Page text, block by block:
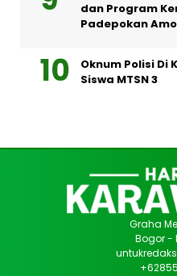
dan Program
Padepokan
Oknum Polisi Di
Siswa MTSN 3
Graha
Bogor -